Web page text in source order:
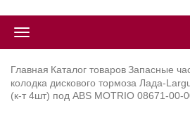
Главная Каталог товаровЗапасные
колодка дискового тормоза Лада-
(к-т 4шт) под ABS MOTRIO 08671-00-